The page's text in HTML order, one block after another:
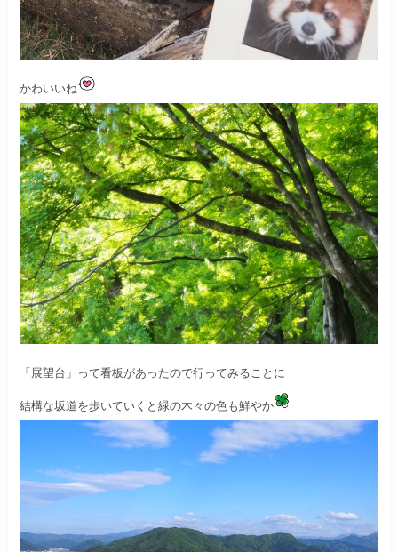
かわいいね
「展望台」って看板があったので行ってみることに
結構な坂道を歩いていくと緑の木々の色も鮮やか